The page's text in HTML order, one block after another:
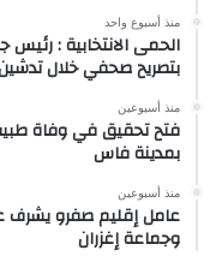
منذ أسبوع واحد
الحمى الانتخابية :
بتصريح صحفي خلال
منذ أسبوعين
فتح تحقيق في وفاة
بمدينة فاس
منذ أسبوعين
عامل إقليم صفرو يشرف
وجماعة إغزران